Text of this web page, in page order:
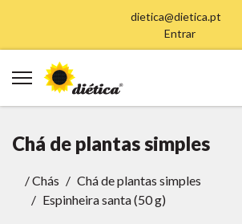
dietica@dietica.pt
Entrar
Chá de plantas simples
/Chás
Chá de plantas simples
Espinheira santa (50 g)